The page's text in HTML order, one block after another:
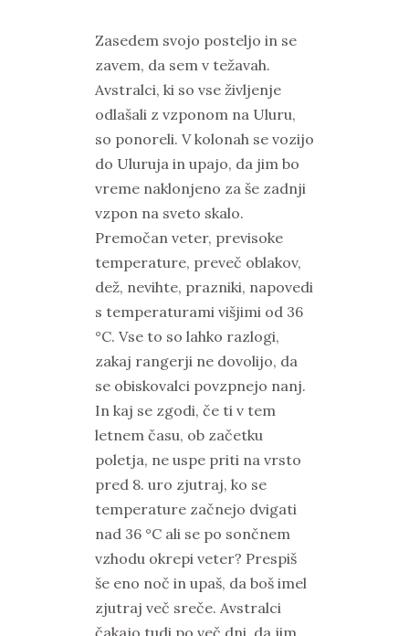
Zasedem svojo posteljo in se
zavem, da sem v težavah.
Avstralci, ki so vse življenje
odlašali z vzponom na Uluru,
so ponoreli. V kolonah se vozijo
do Uluruja in upajo, da jim bo
vreme naklonjeno za še zadnji
vzpon na sveto skalo.
Premočan veter, previsoke
temperature, preveč oblakov,
dež, nevihte, prazniki, napovedi
s temperaturami višjimi od 36
°C. Vse to so lahko razlogi,
zakaj rangerji ne dovolijo, da
se obiskovalci povzpnejo nanj.
In kaj se zgodi, če ti v tem
letnem času, ob začetku
poletja, ne uspe priti na vrsto
pred 8. uro zjutraj, ko se
temperature začnejo dvigati
nad 36 °C ali se po sončnem
vzhodu okrepi veter? Prespiš
še eno noč in upaš, da boš imel
zjutraj več sreče. Avstralci
čakajo tudi po več dni, da jim